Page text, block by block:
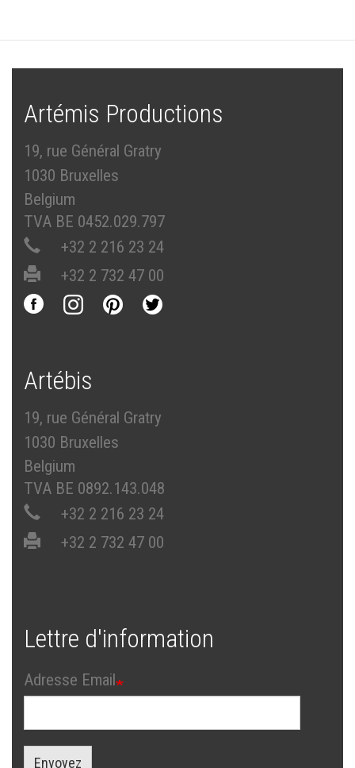
Artémis Productions
19, rue Général Gratry
1030 Bruxelles
Belgium
TVA BE 0452.029.797
+32 2 216 23 24
+32 2 732 47 00
Artébis
19, rue Général Gratry
1030 Bruxelles
Belgium
TVA BE 0892.143.048
+32 2 216 23 24
+32 2 732 47 00
Lettre d'information
Adresse Email
Envoyez